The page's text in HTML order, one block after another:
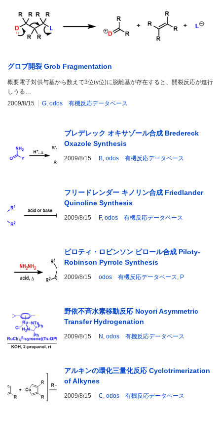
グロブ開裂 Grob Fragmentation
概要電子対供与基から数えて3位(γ位)に脱離基が存在すると、開裂反応が進行
しうる…
2009/8/15
G, odos 有機反応データベース
ブレデレック オキサゾール合成 Bredereck
Oxazole Synthesis
2009/8/15 B, odos 有機反応データベース
フリードレンダー キノリン合成 Friedlander
Quinoline Synthesis
2009/8/15 F, odos 有機反応データベース
ピロティ・ロビンソン ピロール合成 Piloty-
Robinson Pyrrole Synthesis
2009/8/15 odos 有機反応データベース, P
野依不斉水素移動反応 Noyori Asymmetric
Transfer Hydrogenation
2009/8/15 N , odos 有機反応データベース
アルキンの環化三量化反応 Cyclotrimerization
of Alkynes
2009/8/15 C, odos 有機反応データベース